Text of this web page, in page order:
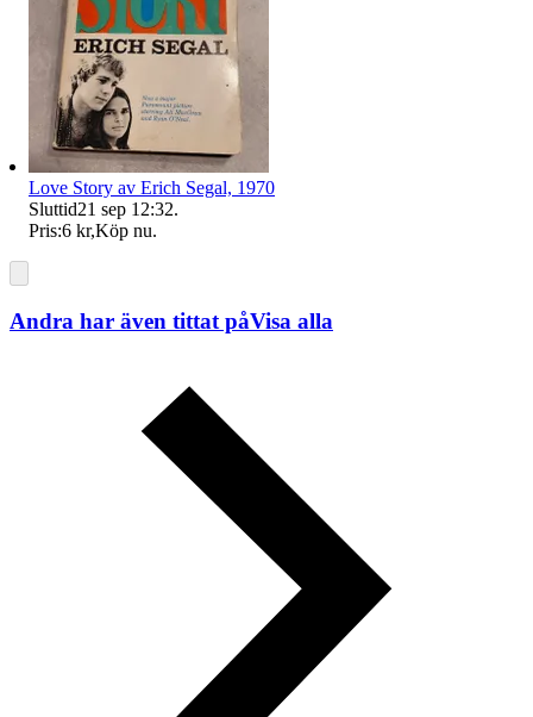
Love Story av Erich Segal, 1970
Sluttid21 sep 12:32.
Pris:6 kr,Köp nu.
Andra har även tittat påVisa alla